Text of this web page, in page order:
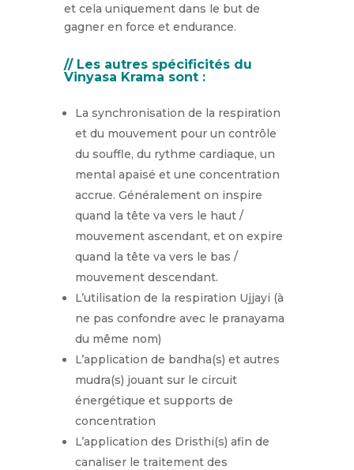
et cela uniquement dans le but de
gagner en force et endurance.
// Les autres spécificités du
Vinyasa Krama sont :
La synchronisation de la respiration
et du mouvement pour un contrôle
du souffle, du rythme cardiaque, un
mental apaisé et une concentration
accrue. Généralement on inspire
quand la tête va vers le haut /
mouvement ascendant, et on expire
quand la tête va vers le bas /
mouvement descendant.
L’utilisation de la respiration Ujjayi (à
ne pas confondre avec le pranayama
du même nom)
L’application de bandha(s) et autres
mudra(s) jouant sur le circuit
énergétique et supports de
concentration
L’application des Dristhi(s) afin de
canaliser le traitement des